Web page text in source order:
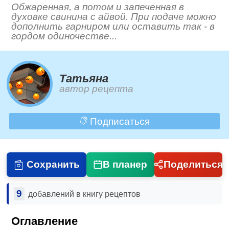
Обжаренная, а потом и запеченная в
духовке свинина с айвой. При подаче можно
дополнить гарниром или оставить так - в
гордом одиночестве...
Татьяна
автор рецепта
Подписаться
Сохранить В планер Поделиться
9 добавлений в книгу рецептов
Оглавление